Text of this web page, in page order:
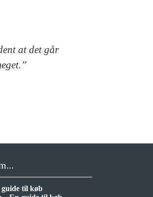
at det går
til køb